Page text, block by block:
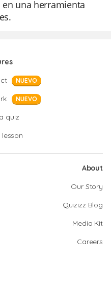
una herramienta
NUEVO
NUEVO
quiz
About
Our Story
Quizizz Blog
Media Kit
Careers